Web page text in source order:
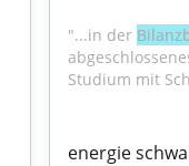
"...in der
Studium mit
energie